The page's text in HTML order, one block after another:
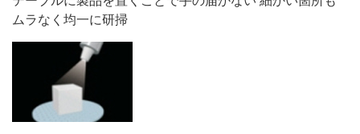
ムラなく均一に研掃